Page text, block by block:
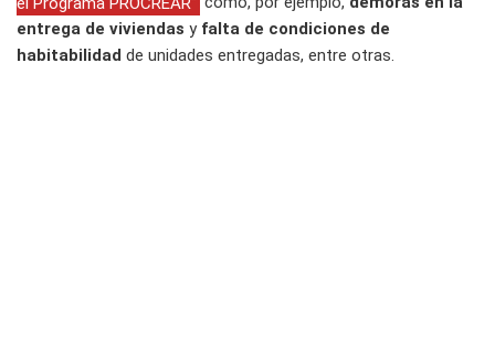
entrega de viviendas y falta de condiciones de
habitabilidad de unidades entregadas, entre otras.